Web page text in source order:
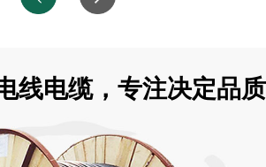
线电缆，专注决定品质